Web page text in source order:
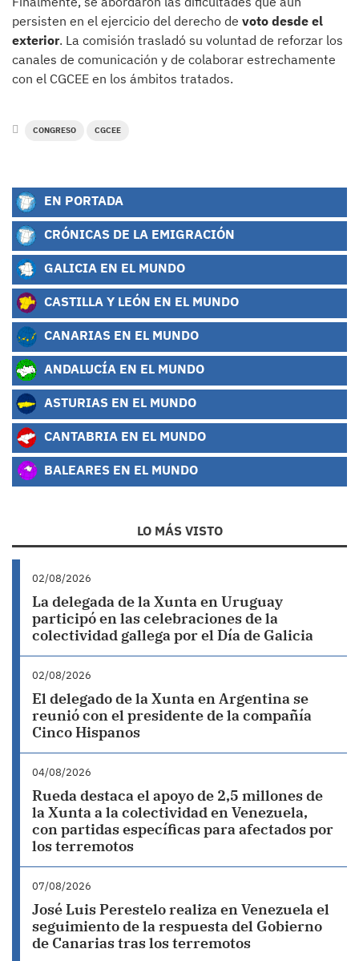
persisten en el ejercicio del derecho de voto desde el
exterior. La comisión trasladó su voluntad de reforzar los
canales de comunicación y de colaborar estrechamente
con el CGCEE en los ámbitos tratados.
CONGRESO CGCEE
EN PORTADA
CRÓNICAS DE LA EMIGRACIÓN
GALICIA EN EL MUNDO
CASTILLA Y LEÓN EN EL MUNDO
CANARIAS EN EL MUNDO
ANDALUCÍA EN EL MUNDO
ASTURIAS EN EL MUNDO
CANTABRIA EN EL MUNDO
BALEARES EN EL MUNDO
LO MÁS VISTO
02/08/2026
La delegada de la Xunta en Uruguay
participó en las celebraciones de la
colectividad gallega por el Día de Galicia
02/08/2026
El delegado de la Xunta en Argentina se
reunió con el presidente de la compañía
Cinco Hispanos
04/08/2026
Rueda destaca el apoyo de 2,5 millones de
la Xunta a la colectividad en Venezuela,
con partidas específicas para afectados por
los terremotos
07/08/2026
José Luis Perestelo realiza en Venezuela el
seguimiento de la respuesta del Gobierno
de Canarias tras los terremotos